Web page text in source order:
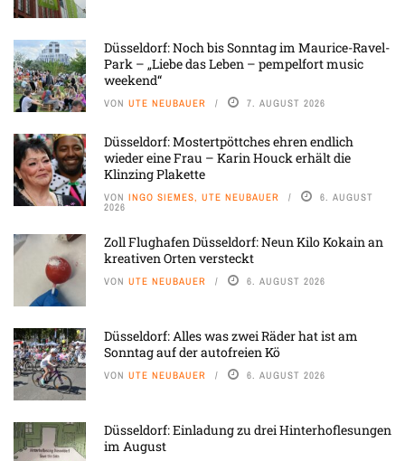
Düsseldorf: Noch bis Sonntag im Maurice-Ravel-
Park – „Liebe das Leben – pempelfort music
weekend“
VON UTE NEUBAUER 7. AUGUST 2026
Düsseldorf: Mostertpöttches ehren endlich
wieder eine Frau – Karin Houck erhält die
Klinzing Plakette
VON INGO SIEMES, UTE NEUBAUER 6. AUGUST
2026
Zoll Flughafen Düsseldorf: Neun Kilo Kokain an
kreativen Orten versteckt
VON UTE NEUBAUER 6. AUGUST 2026
Düsseldorf: Alles was zwei Räder hat ist am
Sonntag auf der autofreien Kö
VON UTE NEUBAUER 6. AUGUST 2026
Düsseldorf: Einladung zu drei Hinterhoflesungen
im August